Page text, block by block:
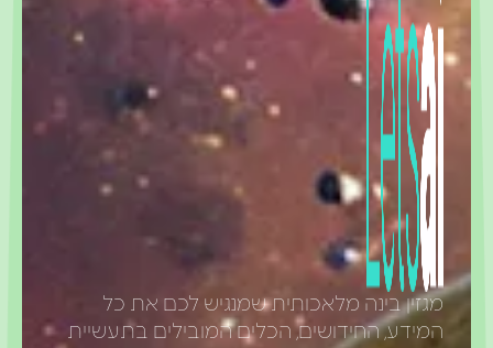
מגזין בינה מלאכותית שמנגיש לכם את כל
המידע, החידושים, הכלים המובילים בתעשיית